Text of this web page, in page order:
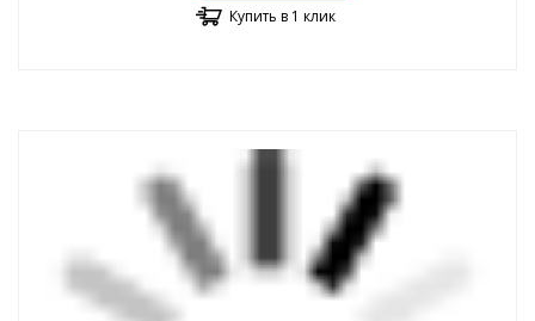
Купить в 1 клик